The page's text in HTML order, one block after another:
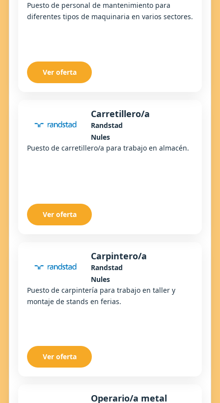
Puesto de personal de mantenimiento para
diferentes tipos de maquinaria en varios sectores.
Ver oferta
Carretillero/a
Randstad
Nules
Puesto de carretillero/a para trabajo en almacén.
Ver oferta
Carpintero/a
Randstad
Nules
Puesto de carpintería para trabajo en taller y
montaje de stands en ferias.
Ver oferta
Operario/a metal